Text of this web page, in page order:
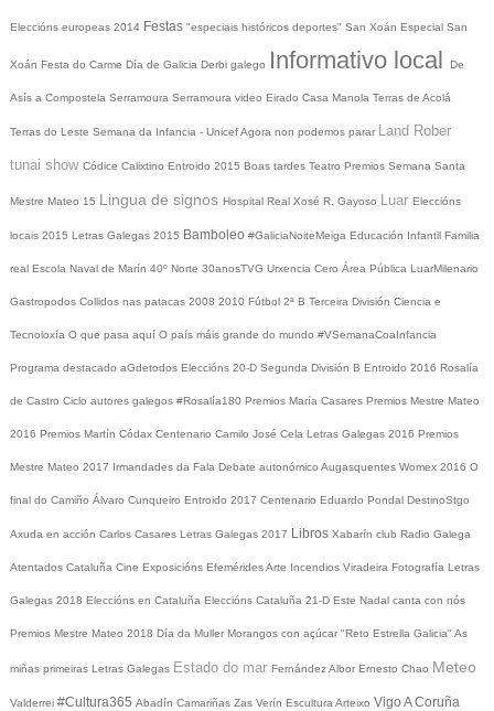
Eleccións europeas 2014 Festas "especiais históricos deportes" San Xoán Especial San
Xoán Festa do Carme Día de Galicia Derbi galego Informativo local De
Asís a Compostela Serramoura Serramoura video Eirado Casa Manola Terras de Acolá
Terras do Leste Semana da Infancia - UnicefAgora non podemos parar Land Rober
tunai show Códice Calixtino Entroido 2015 Boas tardes Teatro Premios Semana Santa
Mestre Mateo 15 Lingua de signos Hospital Real Xosé R. Gayoso Luar Eleccións
locais 2015 Letras Galegas 2015 Bamboleo #GaliciaNoiteMeiga Educación Infantil Familia
real Escola Naval de Marín 40º Norte 30anosTVG Urxencia Cero Área Pública LuarMilenario
Gastropodos Collidos nas patacas 2008 2010 Fútbol 2ª B Terceira División Ciencia e
Tecnoloxía O que pasa aquí O país máis grande do mundo #VSemanaCoaInfancia
Programa destacado aGdetodos Eleccións 20-D Segunda División B Entroido 2016 Rosalía
de Castro Ciclo autores galegos #Rosalía180 Premios María Casares Premios Mestre Mateo
2016 Premios Martín Códax Centenario Camilo José Cela Letras Galegas 2016 Premios
Mestre Mateo 2017 Irmandades da Fala Debate autonómico Augasquentes Womex 2016 O
final do Camiño Álvaro Cunqueiro Entroido 2017 Centenario Eduardo Pondal DestinoStgo
Axuda en acción Carlos Casares Letras Galegas 2017 Libros Xabarín club Radio Galega
Atentados Cataluña Cine Exposicións EfeméridesArte Incendios Viradeira Fotografía Letras
Galegas 2018 Eleccións en Cataluña Eleccións Cataluña 21-D Este Nadal canta con nós
Premios Mestre Mateo 2018 Día da Muller Morangos con açúcar "Reto Estrella Galicia" As
miñas primeiras Letras Galegas Estado do mar Fernández Albor Ernesto Chao Meteo
Valderrei #Cultura365 Abadín Camariñas Zas Verín Escultura Arteixo Vigo A Coruña